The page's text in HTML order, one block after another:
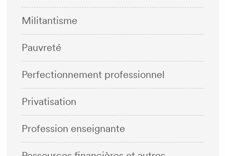
Militantisme
Pauvreté
Perfectionnement professionnel
Privatisation
Profession enseignante